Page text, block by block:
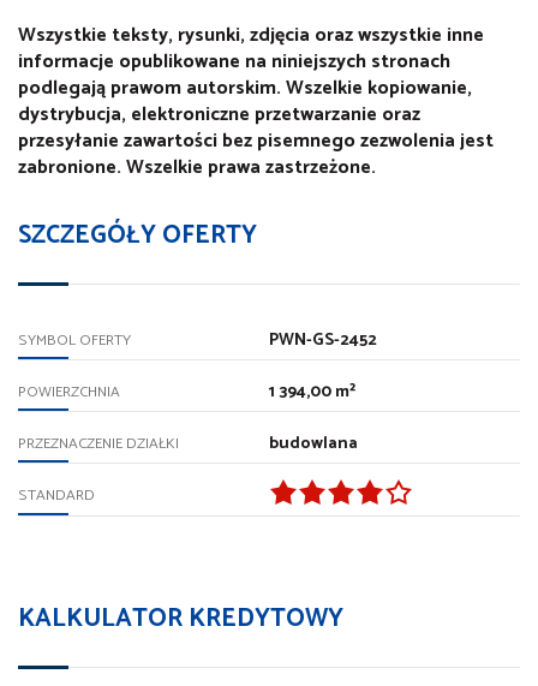
Wszystkie teksty, rysunki, zdjęcia oraz wszystkie inne
informacje opublikowane na niniejszych stronach
podlegają prawom autorskim. Wszelkie kopiowanie,
dystrybucja, elektroniczne przetwarzanie oraz
przesyłanie zawartości bez pisemnego zezwolenia jest
zabronione. Wszelkie prawa zastrzeżone.
SZCZEGÓŁY OFERTY
SYMBOL OFERTY PWN-GS-2452
POWIERZCHNIA 1 394,00 m²
PRZEZNACZENIE DZIAŁKI budowlana
STANDARD
KALKULATOR KREDYTOWY